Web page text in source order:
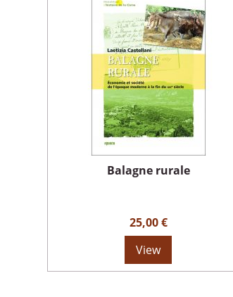
Balagne rurale
25,00 €
View